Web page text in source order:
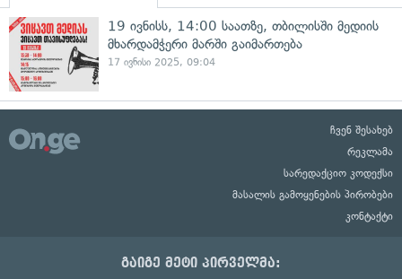
19 ივნისს, 14:00 საათზე, თბილისში მედიის
მხარდამჭერი მარში გაიმართება
17 ივნისი 2025, 09:04
ჩვენ შესახებ
რეკლამა
სარედაქციო კოდექსი
მასალის გამოყენების პირობები
კონტაქტი
გაიგე მეტი პირველმა: